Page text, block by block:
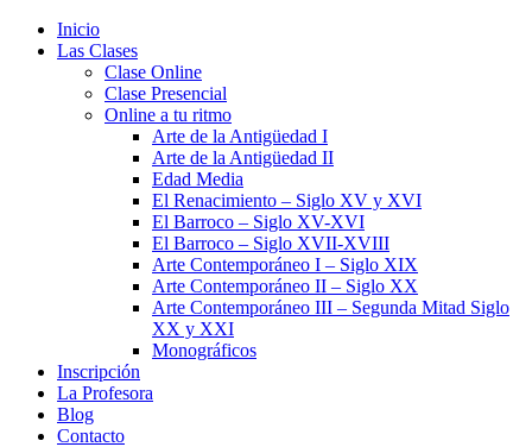
Inicio
Las Clases
Clase Online
Clase Presencial
Online a tu ritmo
Arte de la Antigüedad I
Arte de la Antigüedad II
Edad Media
El Renacimiento – Siglo XV y XVI
El Barroco – Siglo XV-XVI
El Barroco – Siglo XVII-XVIII
Arte Contemporáneo I – Siglo XIX
Arte Contemporáneo II – Siglo XX
Arte Contemporáneo III – Segunda Mitad Siglo
XX y XXI
Monográficos
Inscripción
La Profesora
Blog
Contacto